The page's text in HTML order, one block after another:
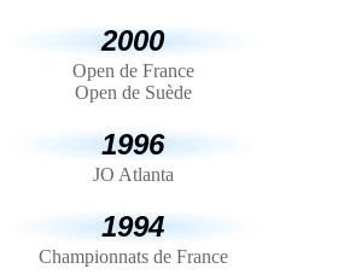
2000
Open de France
Open de Suède
1996
JO Atlanta
1994
Championnats de France